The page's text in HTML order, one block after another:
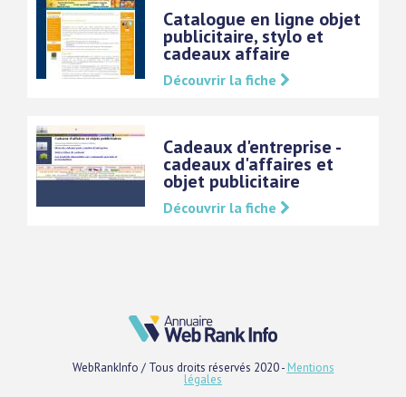
Catalogue en ligne objet
publicitaire, stylo et
cadeaux affaire
Découvrir la fiche
Cadeaux d'entreprise -
cadeaux d'affaires et
objet publicitaire
Découvrir la fiche
WebRankInfo / Tous droits réservés 2020 - Mentions
légales